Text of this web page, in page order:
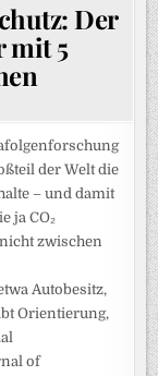
Der
mit 5
der Welt die
– und damit
ja CO₂
zwischen
Autobesitz,
Orientierung,
of